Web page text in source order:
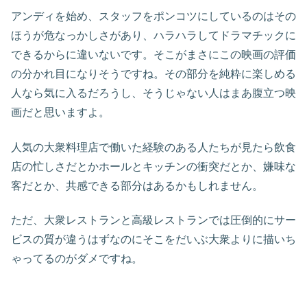
アンディを始め、スタッフをポンコツにしているのはその
ほうが危なっかしさがあり、ハラハラしてドラマチックに
できるからに違いないです。そこがまさにこの映画の評価
の分かれ目になりそうですね。その部分を純粋に楽しめる
人なら気に入るだろうし、そうじゃない人はまあ腹立つ映
画だと思いますよ。
人気の大衆料理店で働いた経験のある人たちが見たら飲食
店の忙しさだとかホールとキッチンの衝突だとか、嫌味な
客だとか、共感できる部分はあるかもしれません。
ただ、大衆レストランと高級レストランでは圧倒的にサー
ビスの質が違うはずなのにそこをだいぶ大衆よりに描いち
ゃってるのがダメですね。